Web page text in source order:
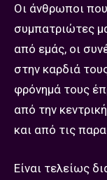
Οι άνθρωποι
συμπατριώτες
από εμάς, οι
στην καρδιά
φρόνημά τους
από την
και από τις
Είναι τελείως